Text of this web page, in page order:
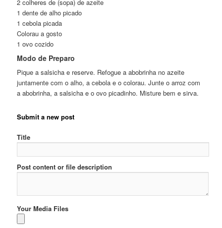
2 colheres de (sopa) de azeite
1 dente de alho picado
1 cebola picada
Colorau a gosto
1 ovo cozido
Modo de Preparo
Pique a salsicha e reserve. Refogue a abobrinha no azeite
juntamente com o alho, a cebola e o colorau. Junte o arroz com
a abobrinha, a salsicha e o ovo picadinho. Misture bem e sirva.
Submit a new post
Title
Post content or file description
Your Media Files